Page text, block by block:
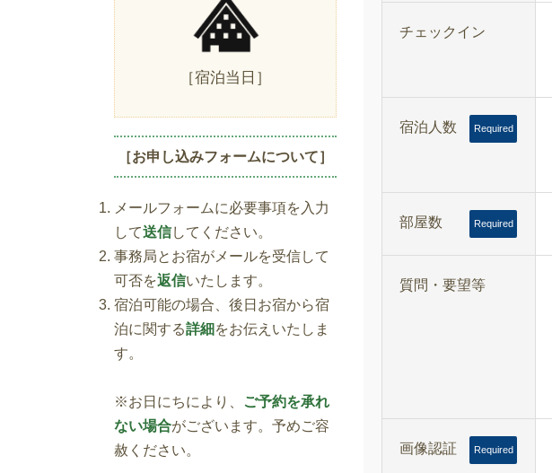
［宿泊当日］
［お申し込みフォームについて］
メールフォームに必要事項を入力
して送信してください。
事務局とお宿がメールを受信して
可否を返信いたします。
宿泊可能の場合、後日お宿から宿
泊に関する詳細 をお伝えいたしま
す。
※お日にちにより、
ご予約を承れ
ない場合がございます。予めご容
赦ください。
チェックイン
宿泊人数 Required
部屋数 Required
質問・要望等
画像認証 Required